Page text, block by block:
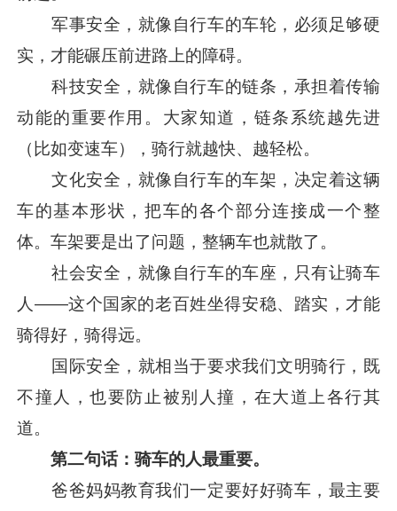
军事安全，就像自行车的车轮，必须足够硬
实，才能碾压前进路上的障碍。
科技安全，就像自行车的链条，承担着传输
动能的重要作用。大家知道，链条系统越先进
（比如变速车），骑行就越快、越轻松。
文化安全，就像自行车的车架，决定着这辆
车的基本形状，把车的各个部分连接成一个整
体。车架要是出了问题，整辆车也就散了。
社会安全，就像自行车的车座，只有让骑车
人——这个国家的老百姓坐得安稳、踏实，才能
骑得好，骑得远。
国际安全，就相当于要求我们文明骑行，既
不撞人，也要防止被别人撞，在大道上各行其
道。
第二句话：骑车的人最重要。
爸爸妈妈教育我们一定要好好骑车，最主要